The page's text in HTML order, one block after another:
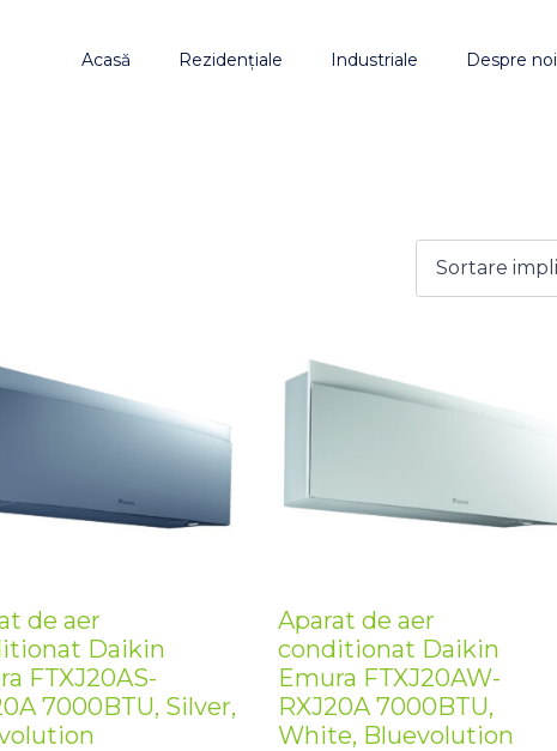
Acasă Rezidențiale Industriale Despre noi
de aer
Daikin
FTXJ20AS-
7000BTU, Silver,
Aparat de aer
conditionat Daikin
Emura FTXJ20AW-
RXJ20A 7000BTU,
White, Bluevolution